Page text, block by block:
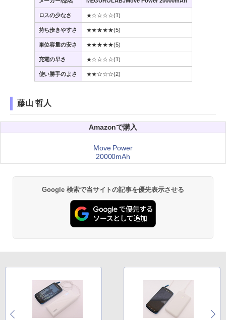
ロスの少なさ ★☆☆☆☆(1)
持ち歩きやすさ ★★★★★(5)
単位容量の安さ ★★★★★(5)
充電の早さ ★☆☆☆☆(1)
使い勝手のよさ ★★☆☆☆(2)
藤山 哲人
Amazonで購入
Move Power
20000mAh
Google 検索で当サイトの記事を優先表示させる